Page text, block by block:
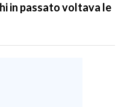
in passato voltava le